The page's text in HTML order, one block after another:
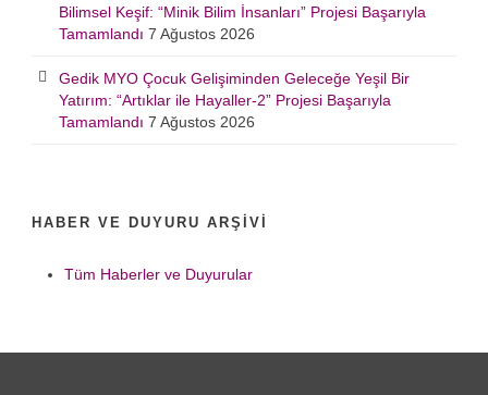
Bilimsel Keşif: “Minik Bilim İnsanları” Projesi Başarıyla
Tamamlandı 7 Ağustos 2026
Gedik MYO Çocuk Gelişiminden Geleceğe Yeşil Bir
Yatırım: “Artıklar ile Hayaller-2” Projesi Başarıyla
Tamamlandı 7 Ağustos 2026
HABER VE DUYURU ARŞIVI
Tüm Haberler ve Duyurular